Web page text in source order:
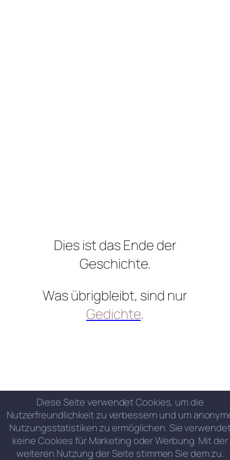
Dies ist das Ende der
Geschichte.
Was übrigbleibt, sind nur
Gedichte.
Diese Seite verwendet Cookies, um die
Nutzerfreundlichkeit zu verbessern und um
Nutzungsstatistiken zu ermöglichen. Sie
keine Cookies für Marketing oder Werbung. Mit der
weiteren Nutzung der Seite stimmen Sie dem zu.